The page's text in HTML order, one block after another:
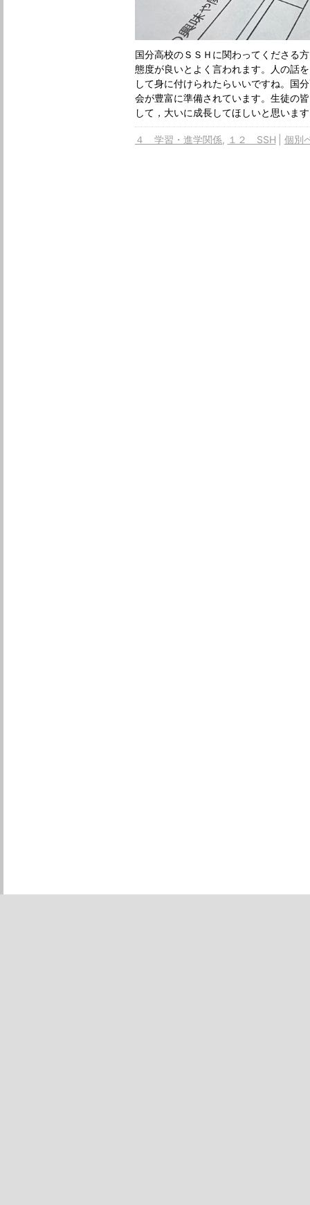
国分高校のＳＳＨに関わってくださる
態度が良いとよく言われます。人の話
して身に付けられたらいいですね。国
会が豊富に準備されています。生徒の
して，大いに成長してほしいと思いま
４ 学習・進学関係 １２ SSH 個別